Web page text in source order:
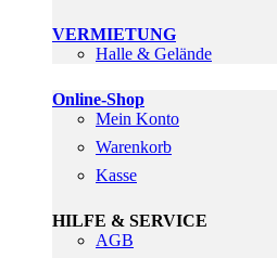
VERMIETUNG
Halle & Gelände
Online-Shop
Mein Konto
Warenkorb
Kasse
HILFE & SERVICE
AGB